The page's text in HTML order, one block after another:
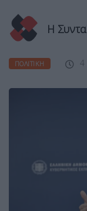
Η
ΠΟΛΙΤΙΚΉ 4